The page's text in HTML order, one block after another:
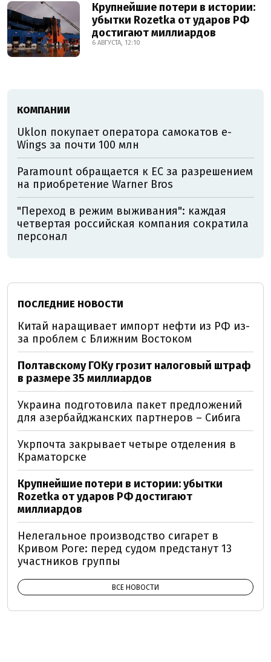
Крупнейшие потери в истории:
убытки Rozetka от ударов РФ
достигают миллиардов
6 АВГУСТА, 12:10
КОМПАНИИ
Uklon покупает оператора самокатов e-
Wings за почти 100 млн
Paramount обращается к ЕС за разрешением
на приобретение Warner Bros
"Переход в режим выживания": каждая
четвертая российская компания сократила
персонал
ПОСЛЕДНИЕ НОВОСТИ
Китай наращивает импорт нефти из РФ из-
за проблем с Ближним Востоком
Полтавскому ГОКу грозит налоговый штраф
в размере 35 миллиардов
Украина подготовила пакет предложений
для азербайджанских партнеров – Сибига
Укрпочта закрывает четыре отделения в
Краматорске
Крупнейшие потери в истории: убытки
Rozetka от ударов РФ достигают
миллиардов
Нелегальное производство сигарет в
Кривом Роге: перед судом предстанут 13
участников группы
ВСЕ НОВОСТИ